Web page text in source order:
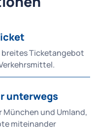
breites Ticketangebot
unterwegs
und Umland,
miteinander